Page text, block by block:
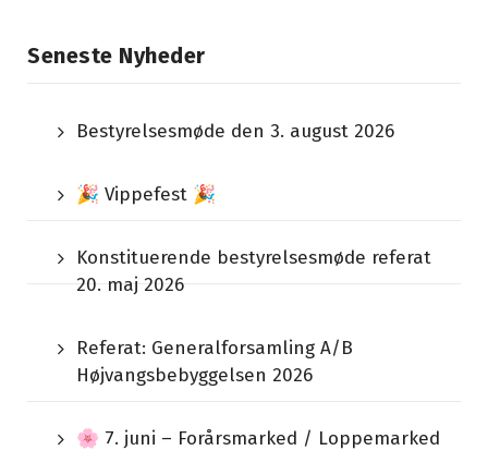
Seneste Nyheder
Bestyrelsesmøde den 3. august 2026
🎉 Vippefest 🎉
Konstituerende bestyrelsesmøde referat
20. maj 2026
Referat: Generalforsamling A/B
Højvangsbebyggelsen 2026
🌸 7. juni – Forårsmarked / Loppemarked